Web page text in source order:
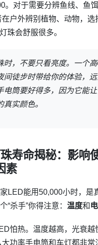
。对于需要分辨鱼线、鱼
户外辨别植物、动物，选
珠会舒服很多。
时，不要只看亮度。一个
间徒步时带给你的体验，
电筒要好得多，因为它能
真实颜色。
寿命揭秘：影响
素
LED能用50,000小时，是
“杀手”你得注意： 温度和
怕热。温度越高，光衰
大功率手电筒和车灯都非常